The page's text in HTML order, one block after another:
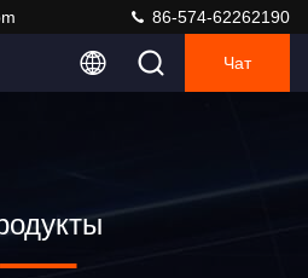
86-574-62262190
Чат